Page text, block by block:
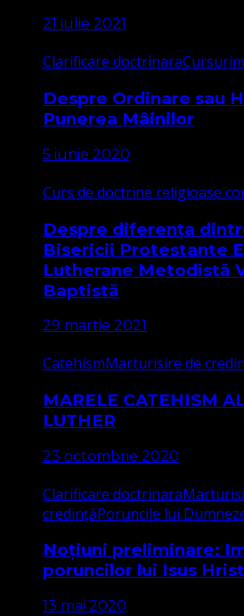
21 iulie 2021
Clarificare doctrinaraCursuri
Despre Ordinare sau
Punerea Mâinilor
5 iunie 2020
Curs de doctrine religioase
Despre diferența
Bisericii Protestante
Lutherane Metodistă
Baptistă
29 martie 2021
CatehismMarturisire de
MARELE CATEHISM
LUTHER
23 octombrie 2020
Clarificare doctrinara
credințăPoruncile lui
Noțiuni preliminare:
poruncilor lui Isus
13 mai 2020